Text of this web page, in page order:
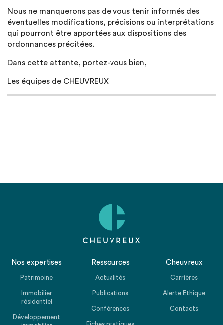
Nous ne manquerons pas de vous tenir informés des
éventuelles modifications, précisions ou interprétations
qui pourront être apportées aux dispositions des
ordonnances précitées.
Dans cette attente, portez-vous bien,
Les équipes de CHEUVREUX
Nos expertises
Patrimoine
Immobilier
résidentiel
Développement
Ressources
Actualités
Publications
Conférences
Cheuvreux
Carrières
Alerte Ethique
Contacts